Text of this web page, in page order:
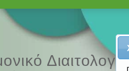
μπορείτε